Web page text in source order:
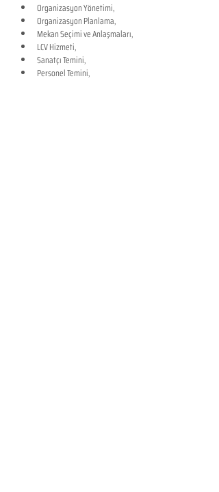
Organizasyon Yönetimi,
Organizasyon Planlama,
Mekan Seçimi ve Anlaşmaları,
LCV Hizmeti,
Sanatçı Temini,
Personel Temini,